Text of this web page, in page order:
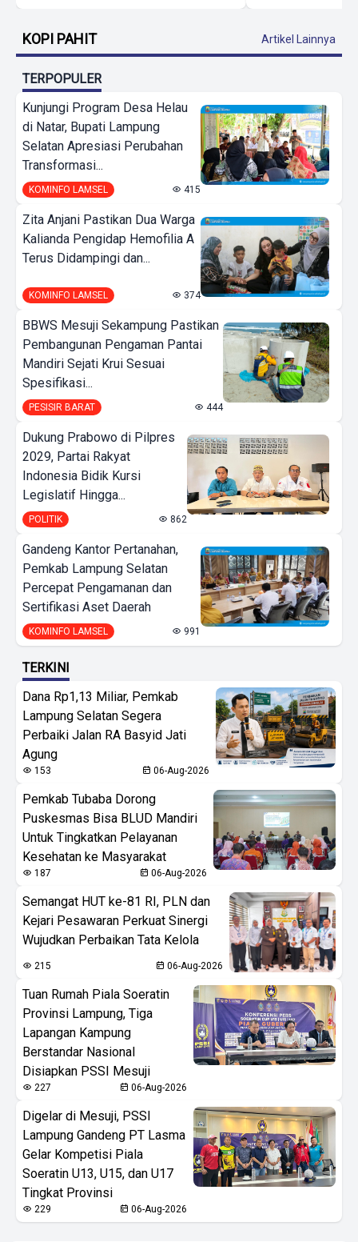
KOPI PAHIT Artikel Lainnya
TERPOPULER
Kunjungi Program Desa Helau
di Natar, Bupati Lampung
Selatan Apresiasi Perubahan
Transformasi...
KOMINFO LAMSEL 415
Zita Anjani Pastikan Dua Warga
Kalianda Pengidap Hemofilia A
Terus Didampingi dan...
KOMINFO LAMSEL 374
BBWS Mesuji Sekampung Pastikan
Pembangunan Pengaman Pantai
Mandiri Sejati Krui Sesuai
Spesifikasi...
PESISIR BARAT 444
Dukung Prabowo di Pilpres
2029, Partai Rakyat
Indonesia Bidik Kursi
Legislatif Hingga...
POLITIK 862
Gandeng Kantor Pertanahan,
Pemkab Lampung Selatan
Percepat Pengamanan dan
Sertifikasi Aset Daerah
KOMINFO LAMSEL 991
TERKINI
Dana Rp1,13 Miliar, Pemkab
Lampung Selatan Segera
Perbaiki Jalan RA Basyid Jati
Agung
153 06-Aug-2026
Pemkab Tubaba Dorong
Puskesmas Bisa BLUD Mandiri
Untuk Tingkatkan Pelayanan
Kesehatan ke Masyarakat
187 06-Aug-2026
Semangat HUT ke-81 RI, PLN dan
Kejari Pesawaran Perkuat Sinergi
Wujudkan Perbaikan Tata Kelola
215 06-Aug-2026
Tuan Rumah Piala Soeratin
Provinsi Lampung, Tiga
Lapangan Kampung
Berstandar Nasional
Disiapkan PSSI Mesuji
227 06-Aug-2026
Digelar di Mesuji, PSSI
Lampung Gandeng PT Lasma
Gelar Kompetisi Piala
Soeratin U13, U15, dan U17
Tingkat Provinsi
229 06-Aug-2026